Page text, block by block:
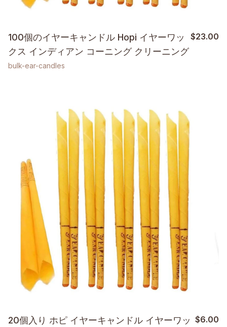
100個のイヤーキャンドル Hopi イヤーワッ
クス インディアン コーニング クリーニング
$23.00
bulk-ear-candles
20個入り ホピ イヤーキャンドル イヤーワッ $6.00